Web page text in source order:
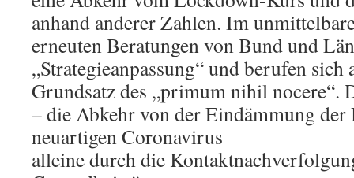
anhand anderer Zahlen. Im
erneuten Beratungen von Bund und
„Strategieanpassung“ und berufen
Grundsatz des „primum nihil nocere“.
– die Abkehr von der Eindämmung
neuartigen Coronavirus
alleine durch die